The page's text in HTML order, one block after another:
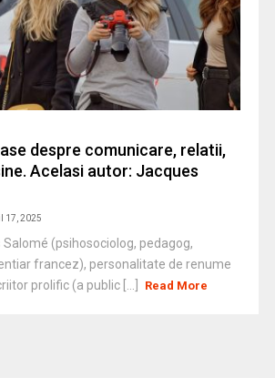
despre comunicare, relatii,
Acelasi autor: Jacques
17, 2025
(psihosociolog, pedagog,
francez), personalitate de renume
prolific (a public [...]
Read More